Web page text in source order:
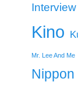
Interview
Kino
Mr. Lee And Me